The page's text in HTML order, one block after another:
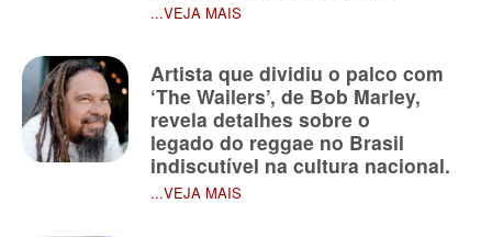
...VEJA MAIS
Artista que dividiu o palco com
‘The Wailers’, de Bob Marley,
revela detalhes sobre o
legado do reggae no Brasil
indiscutível na cultura nacional.
...VEJA MAIS